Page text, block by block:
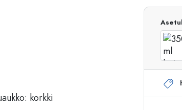
Spraypullot
Airless-
Roll-on-pullot